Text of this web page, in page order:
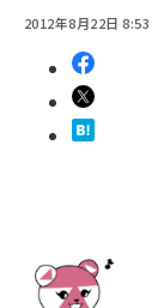
2012年8月22日 8:53